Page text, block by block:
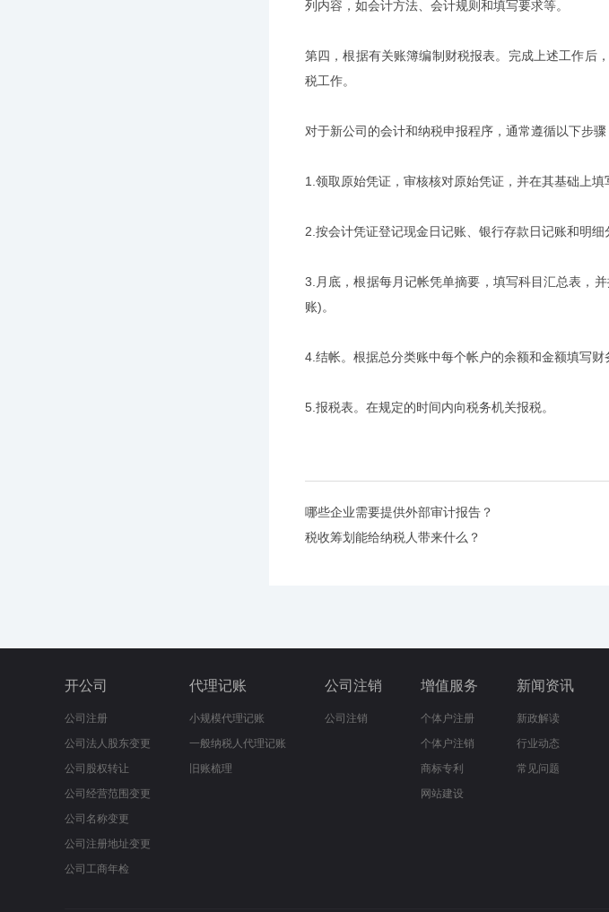
列内容，如会计方法、会计规则和填写要求等。
第四，根据有关账簿编制财税报表。完成上述工作后
税工作。
对于新公司的会计和纳税申报程序，通常遵循以下步骤
1.领取原始凭证，审核核对原始凭证，并在其基础上填
2.按会计凭证登记现金日记账、银行存款日记账和明细
3.月底，根据每月记帐凭单摘要，填写科目汇总表，
账)。
4.结帐。根据总分类账中每个帐户的余额和金额填写财
5.报税表。在规定的时间内向税务机关报税。
哪些企业需要提供外部审计报告？
税收筹划能给纳税人带来什么？
开公司
公司注册
公司法人股东变更
公司股权转让
公司经营范围变更
公司名称变更
公司注册地址变更
公司工商年检
代理记账
小规模代理记账
一般纳税人代理记账
旧账梳理
公司注销
公司注销
增值服务
个体户注册
个体户注销
商标专利
网站建设
新闻资讯
新政解读
行业动态
常见问题